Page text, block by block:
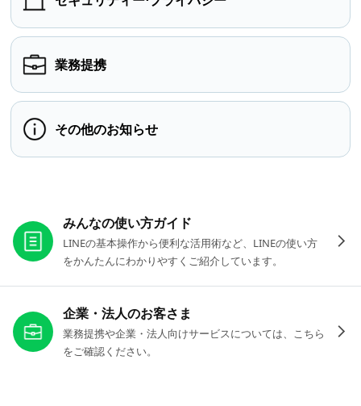
業務提携
その他のお知らせ
みんなの使い方ガイド
LINEの基本操作から便利な活用術など、LINEの使い方
をかんたんにわかりやすくご紹介しています。
企業・法人のお客さま
業務提携や企業・法人向けサービスについては、こちら
をご確認ください。